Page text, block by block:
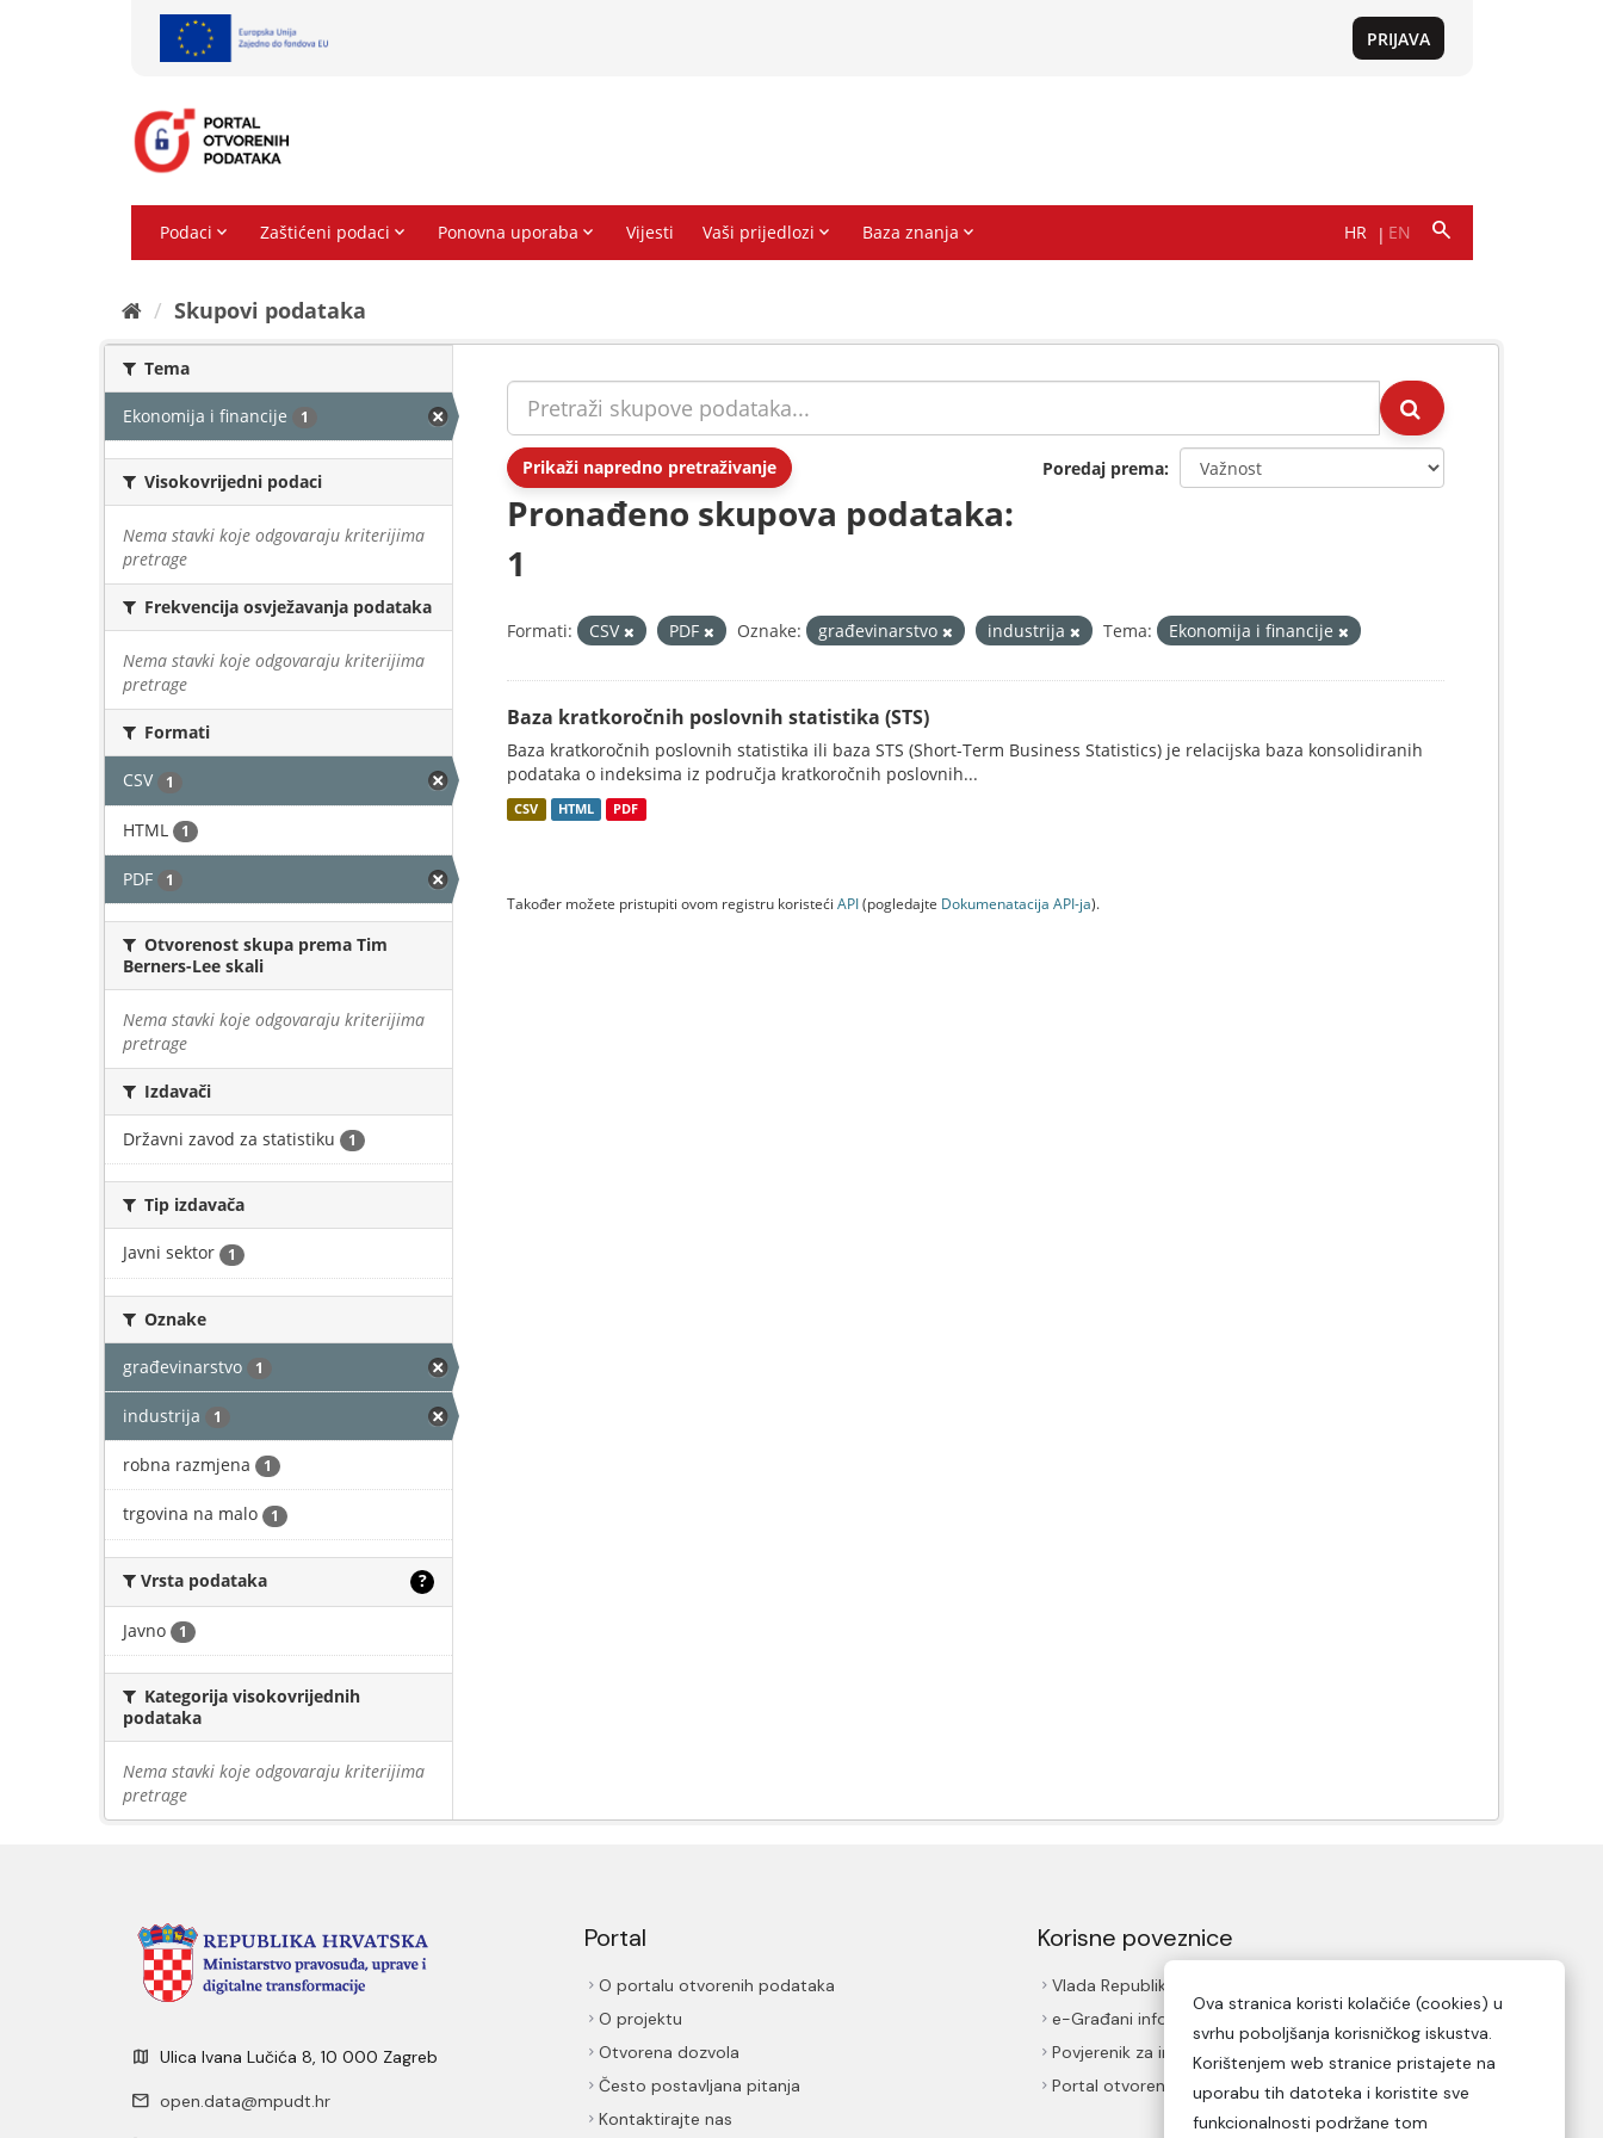
Skupovi podаtаkа
Tema
Ekonomija i financije 1
Visokovrijedni podaci
Nema stavki koje odgovaraju kriterijima
pretrage
Frekvencija osvježavanja podataka
Nema stavki koje odgovaraju kriterijima
pretrage
Formati
CSV 1
HTML 1
PDF 1
Otvorenost skupa prema Tim
Berners-Lee skali
Nema stavki koje odgovaraju kriterijima
pretrage
Izdavači
Državni zavod za statistiku 1
Tip izdavača
Javni sektor 1
Oznake
građevinarstvo 1
industrija 1
robna razmjena 1
trgovina na malo 1
Vrsta podataka ?
Javno 1
Kategorija visokovrijednih
podataka
Nema stavki koje odgovaraju kriterijima
pretrage
Prikaži napredno pretraživanje Poredaj prema
Pronađeno skupova podataka:
1
Formati: CSV PDF Oznake: građevinarstvo industrija Tema: Ekonomija i financije
Baza kratkoročnih poslovnih statistika (STS)
Baza kratkoročnih poslovnih statistika ili baza STS (Short-Term Business Statistics) je relacijska baza konsolidiranih
podataka o indeksima iz područja kratkoročnih poslovnih...
CSV HTML PDF
Također možete pristupiti ovom registru koristeći API(pogledajte Dokumenаtаcijа API-jа).